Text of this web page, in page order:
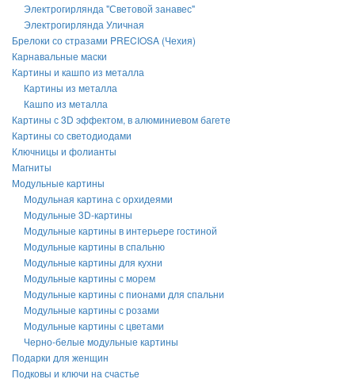
Электрогирлянда "Световой занавес"
Электрогирлянда Уличная
Брелоки со стразами PRECIOSA (Чехия)
Карнавальные маски
Картины и кашпо из металла
Картины из металла
Кашпо из металла
Картины с 3D эффектом, в алюминиевом багете
Картины со светодиодами
Ключницы и фолианты
Магниты
Модульные картины
Модульная картина с орхидеями
Модульные 3D-картины
Модульные картины в интерьере гостиной
Модульные картины в спальню
Модульные картины для кухни
Модульные картины с морем
Модульные картины с пионами для спальни
Модульные картины с розами
Модульные картины с цветами
Черно-белые модульные картины
Подарки для женщин
Подковы и ключи на счастье